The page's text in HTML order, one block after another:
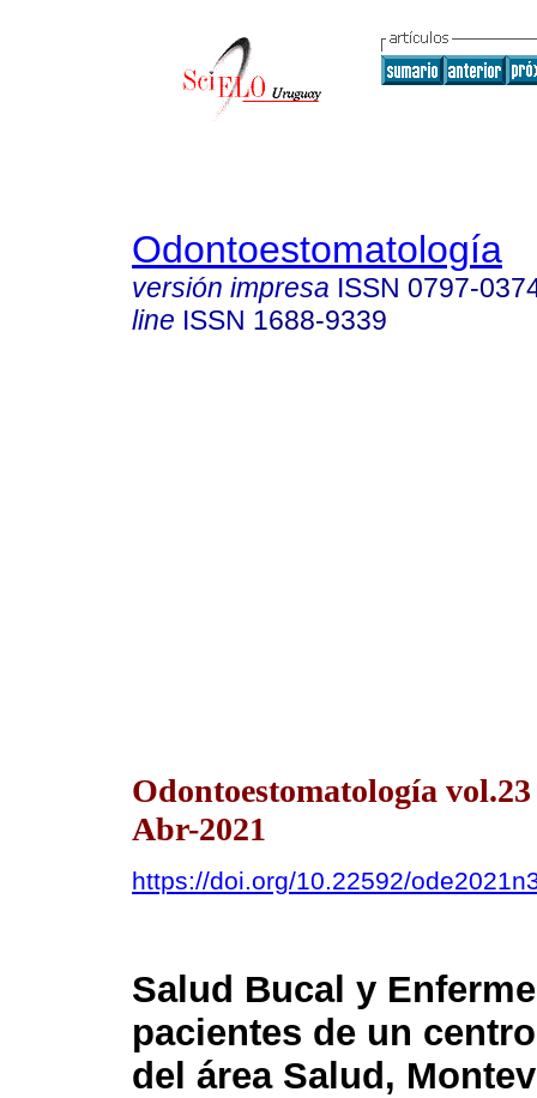
Odontoestomatología
versión impresa ISSN 0797-
line ISSN 1688-9339
Odontoestomatología
Abr-2021
https://doi.org/10.22592/
Salud Bucal y
pacientes de un
del área Salud,